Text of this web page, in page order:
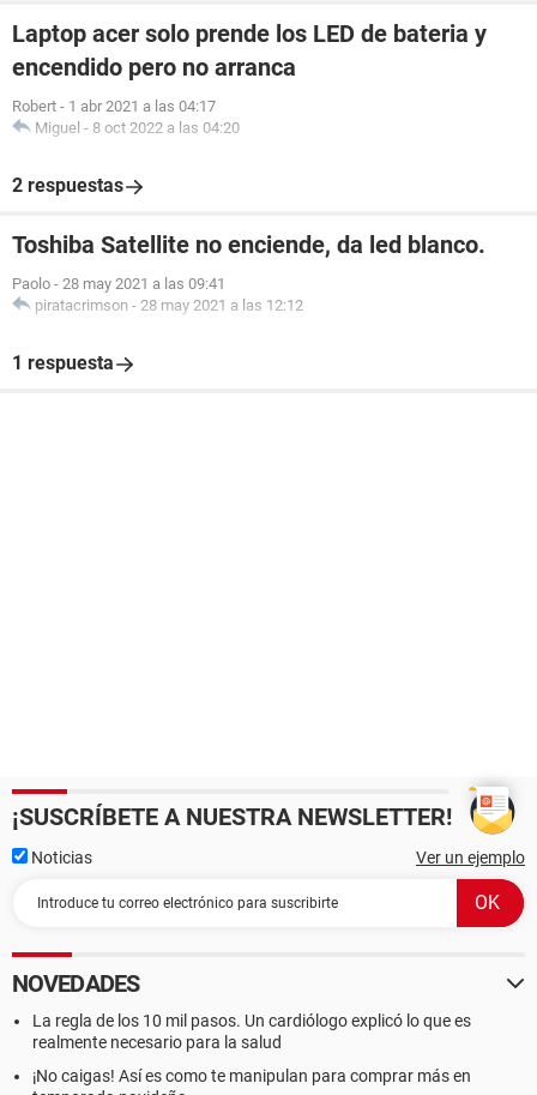
Laptop acer solo prende los LED de bateria y
encendido pero no arranca
Robert - 1 abr 2021 a las 04:17
Miguel - 8 oct 2022 a las 04:20
2 respuestas
Toshiba Satellite no enciende, da led blanco.
Paolo - 28 may 2021 a las 09:41
piratacrimson - 28 may 2021 a las 12:12
1 respuesta
¡SUSCRÍBETE A NUESTRA NEWSLETTER!
Noticias Ver un ejemplo
NOVEDADES
La regla de los 10 mil pasos. Un cardiólogo explicó lo que es
realmente necesario para la salud
¡No caigas! Así es como te manipulan para comprar más en